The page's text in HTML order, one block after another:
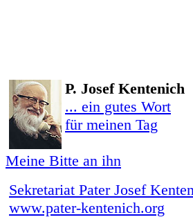
P. Josef Kentenich
... ein gutes Wort
für meinen Tag
Meine Bitte an ihn
Sekretariat Pater Josef
www.pater-kentenich.org